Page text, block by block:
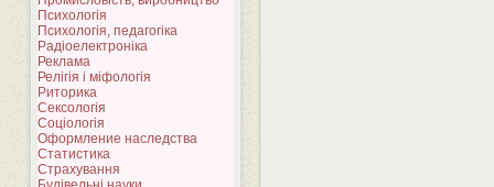
Психологія
Психологія, педагогіка
Радіоелектроніка
Реклама
Релігія і міфологія
Риторика
Сексологія
Соціологія
Оформление наследства
Статистика
Страхування